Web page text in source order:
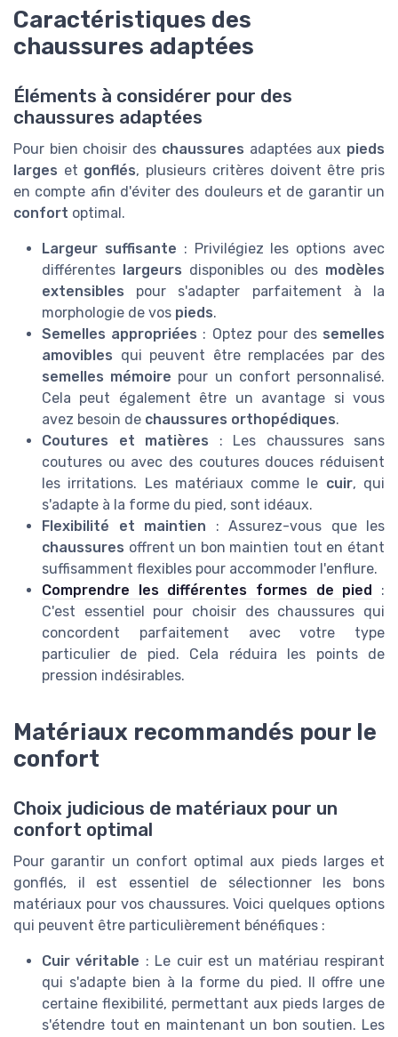
Caractéristiques des
chaussures adaptées
Éléments à considérer pour des
chaussures adaptées
Pour bien choisir des chaussures adaptées aux pieds
larges et gonflés, plusieurs critères doivent être pris
en compte afin d'éviter des douleurs et de garantir un
confort optimal.
Largeur suffisante : Privilégiez les options avec
différentes
largeurs disponibles ou des modèles
extensibles pour s'adapter parfaitement à la
morphologie de vos pieds.
Semelles appropriées : Optez pour des semelles
amovibles qui peuvent être remplacées par des
semelles mémoire pour un confort personnalisé.
Cela peut également être un avantage si vous
avez besoin de chaussures orthopédiques.
Coutures et matières : Les chaussures sans
coutures ou avec des coutures douces réduisent
les irritations. Les matériaux comme le cuir, qui
s'adapte à la forme du pied, sont idéaux.
Flexibilité et maintien : Assurez-vous que les
chaussures offrent un bon maintien tout en étant
suffisamment flexibles pour accommoder l'enflure.
Comprendre les différentes formes de pied
:
C'est essentiel pour choisir des chaussures qui
concordent parfaitement avec votre type
particulier de pied. Cela réduira les points de
pression indésirables.
Matériaux recommandés pour le
confort
Choix judicious de matériaux pour un
confort optimal
Pour garantir un confort optimal aux pieds larges et
gonflés, il est essentiel de sélectionner les bons
matériaux pour vos chaussures. Voici quelques options
qui peuvent être particulièrement bénéfiques :
Cuir véritable : Le cuir est un matériau respirant
qui s'adapte bien à la forme du pied. Il offre une
certaine flexibilité, permettant aux pieds larges de
s'étendre tout en maintenant un bon soutien. Les